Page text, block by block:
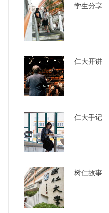
学生分享
仁大开讲
仁大手记
树仁故事